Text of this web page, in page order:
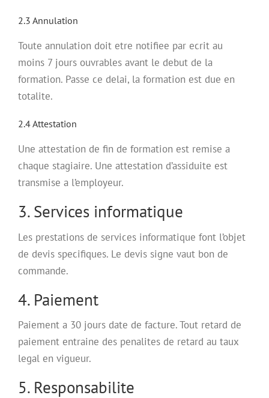
2.3 Annulation
Toute annulation doit etre notifiee par ecrit au
moins 7 jours ouvrables avant le debut de la
formation. Passe ce delai, la formation est due en
totalite.
2.4 Attestation
Une attestation de fin de formation est remise a
chaque stagiaire. Une attestation d’assiduite est
transmise a l’employeur.
3. Services informatique
Les prestations de services informatique font l’objet
de devis specifiques. Le devis signe vaut bon de
commande.
4. Paiement
Paiement a 30 jours date de facture. Tout retard de
paiement entraine des penalites de retard au taux
legal en vigueur.
5. Responsabilite